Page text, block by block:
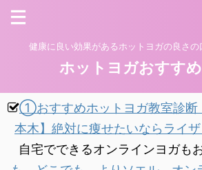
健康に良い効果があるホットヨガの良さの
ホットヨガおすす
①おすすめホットヨガ教室診断
本木】絶対に痩せたいならライ
自宅でできるオンラインヨガも